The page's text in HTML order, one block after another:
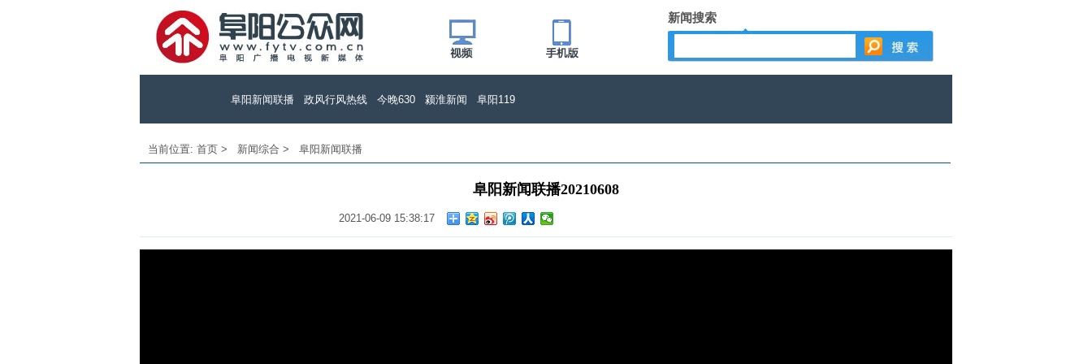
新闻搜索
阜阳新闻联播 政风行风热线 今晚630 颍淮新闻 阜阳119
当前位置: 首页 > 新闻综合 > 阜阳新闻联播
阜阳新闻联播20210608
2021-06-09 15:38:17